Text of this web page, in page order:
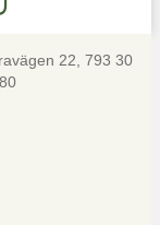
22, 793 30